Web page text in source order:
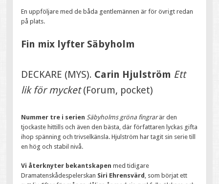
En uppföljare med de båda gentlemännen är för övrigt redan
på plats.
Fin mix lyfter Säbyholm
DECKARE (MYS). Carin Hjulström Ett
lik för mycket(Forum, pocket)
Nummer tre i serien Säbyholms gröna fingrarär den
tjockaste hittills och även den bästa, där författaren lyckas gifta
ihop spänning och trivselkänsla. Hjulström har tagit sin serie till
en hög och stabil nivå.
Vi återknyter bekantskapen med tidigare
Dramatenskådespelerskan Siri Ehrensvärd , som börjat ett